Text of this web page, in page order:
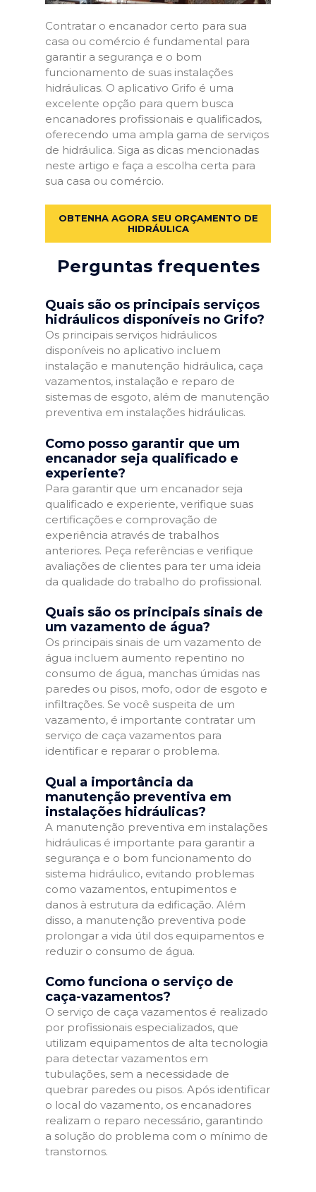
Contratar o encanador certo para sua
casa ou comércio é fundamental para
garantir a segurança e o bom
funcionamento de suas instalações
hidráulicas. O aplicativo Grifo é uma
excelente opção para quem busca
encanadores profissionais e qualificados,
oferecendo uma ampla gama de serviços
de hidráulica. Siga as dicas mencionadas
neste artigo e faça a escolha certa para
sua casa ou comércio.
OBTENHA AGORA SEU ORÇAMENTO DE
HIDRÁULICA
Perguntas frequentes
Quais são os principais serviços
hidráulicos disponíveis no Grifo?
Os principais serviços hidráulicos
disponíveis no aplicativo incluem
instalação e manutenção hidráulica, caça
vazamentos, instalação e reparo de
sistemas de esgoto, além de manutenção
preventiva em instalações hidráulicas.
Como posso garantir que um
encanador seja qualificado e
experiente?
Para garantir que um encanador seja
qualificado e experiente, verifique suas
certificações e comprovação de
experiência através de trabalhos
anteriores. Peça referências e verifique
avaliações de clientes para ter uma ideia
da qualidade do trabalho do profissional.
Quais são os principais sinais de
um vazamento de água?
Os principais sinais de um vazamento de
água incluem aumento repentino no
consumo de água, manchas úmidas nas
paredes ou pisos, mofo, odor de esgoto e
infiltrações. Se você suspeita de um
vazamento, é importante contratar um
serviço de caça vazamentos para
identificar e reparar o problema.
Qual a importância da
manutenção preventiva em
instalações hidráulicas?
A manutenção preventiva em instalações
hidráulicas é importante para garantir a
segurança e o bom funcionamento do
sistema hidráulico, evitando problemas
como vazamentos, entupimentos e
danos à estrutura da edificação. Além
disso, a manutenção preventiva pode
prolongar a vida útil dos equipamentos e
reduzir o consumo de água.
Como funciona o serviço de
caça-vazamentos?
O serviço de caça vazamentos é realizado
por profissionais especializados, que
utilizam equipamentos de alta tecnologia
para detectar vazamentos em
tubulações, sem a necessidade de
quebrar paredes ou pisos. Após identificar
o local do vazamento, os encanadores
realizam o reparo necessário, garantindo
a solução do problema com o mínimo de
transtornos.